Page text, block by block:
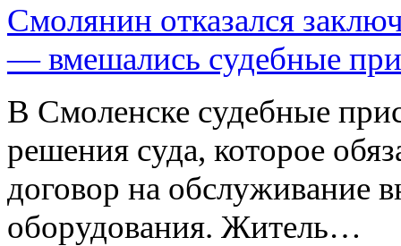
Смолянин отказался
— вмешались судебные
В Смоленске судебные
решения суда, которое
договор на обслуживание
оборудования. Житель…